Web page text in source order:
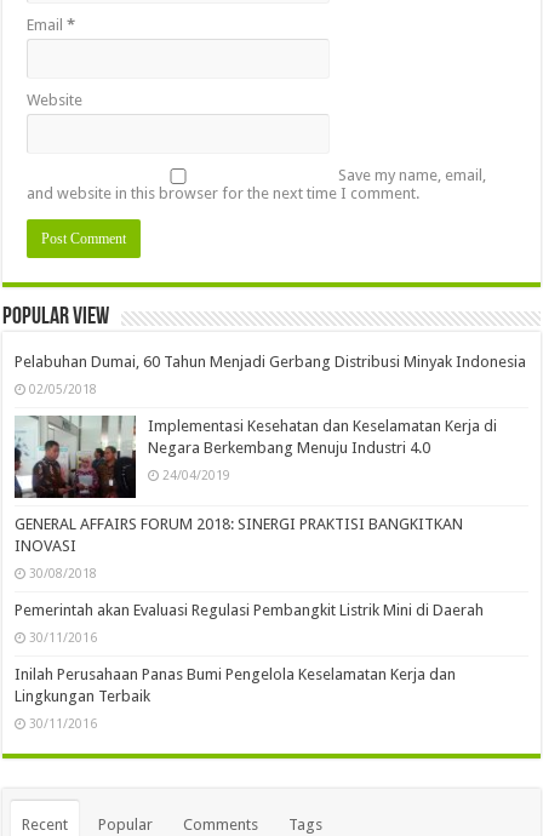
Email*
Website
Save my name, email,
and website in this browser for the next time I comment.
Popular view
Pelabuhan Dumai, 60 Tahun Menjadi Gerbang Distribusi Minyak Indonesia
02/05/2018
Implementasi Kesehatan dan Keselamatan Kerja di
Negara Berkembang Menuju Industri 4.0
24/04/2019
GENERAL AFFAIRS FORUM 2018: SINERGI PRAKTISI BANGKITKAN
INOVASI
30/08/2018
Pemerintah akan Evaluasi Regulasi Pembangkit Listrik Mini di Daerah
30/11/2016
Inilah Perusahaan Panas Bumi Pengelola Keselamatan Kerja dan
Lingkungan Terbaik
30/11/2016
Recent Popular Comments Tags